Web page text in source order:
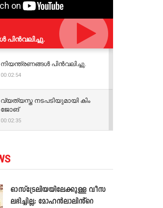
പിന്‍വലിച്ചു.
നിയന്ത്രണങ്ങള്‍ പിന്‍വലിച്ചു.
00:02:54
വ്യത്യസ്ത നടപടിയുമായി കിം
ജോങ്
00:02:35
ഓസ്‌ട്രേലിയയിലേക്കുള്ള വീസ
ലഭിച്ചില്ല; മോഹൻലാലിൻ്റെ